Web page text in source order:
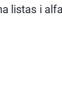
listas i